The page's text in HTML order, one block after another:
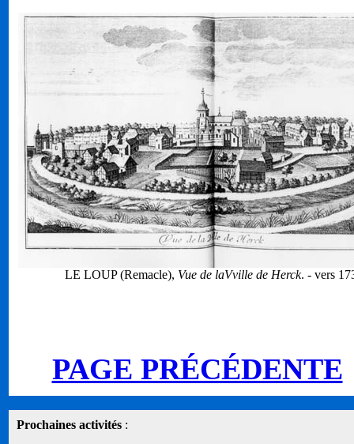
LE LOUP (Remacle), Vue de laVville de Herck. - vers
PAGE PRÉCÉDENTE
Prochaines activités :